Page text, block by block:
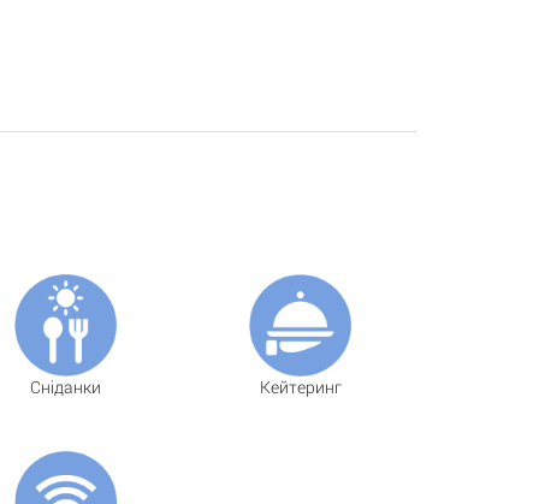
Сніданки Кейтеринг